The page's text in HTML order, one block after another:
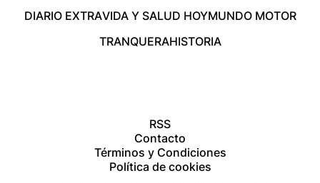
DIARIO EXTRAVIDA Y SALUD HOYMUNDO MOTOR
TRANQUERAHISTORIA
RSS
Contacto
Términos y Condiciones
Política de cookies